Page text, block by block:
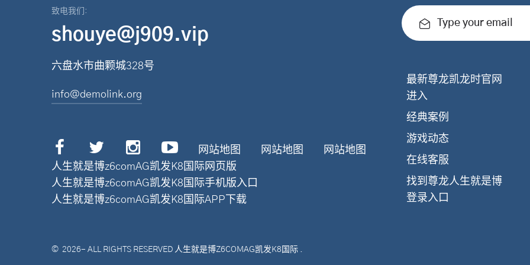
致电我们:
shouye@j909.vip
六盘水市曲颗城328号
info@demolink.org
网站地图 网站地图
网站地图
人生就是博z6comAG凯发K8国际网页版
人生就是博z6comAG凯发K8国际手机版入口
人生就是博z6comAG凯发K8国际APP下载
Type your email
最新尊龙凯龙时官网
进入
经典案例
游戏动态
在线客服
找到尊龙人生就是博
登录入口
© 2026- ALL RIGHTS RESERVED 人生就是博Z6COMAG凯发K8国际 .